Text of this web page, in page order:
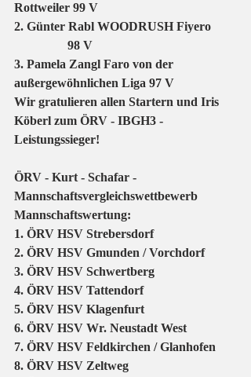
Rottweiler 99 V
2. Günter Rabl WOODRUSH Fiyero
                 98 V
3. Pamela Zangl Faro von der
außergewöhnlichen Liga 97 V
Wir gratulieren allen Startern und Iris
Köberl zum ÖRV - IBGH3 -
Leistungssieger!
ÖRV - Kurt - Schafar -
Mannschaftsvergleichswettbewerb
Mannschaftswertung:
1. ÖRV HSV Strebersdorf
2. ÖRV HSV Gmunden / Vorchdorf
3. ÖRV HSV Schwertberg
4. ÖRV HSV Tattendorf
5. ÖRV HSV Klagenfurt
6. ÖRV HSV Wr. Neustadt West
7. ÖRV HSV Feldkirchen / Glanhofen
8. ÖRV HSV Zeltweg